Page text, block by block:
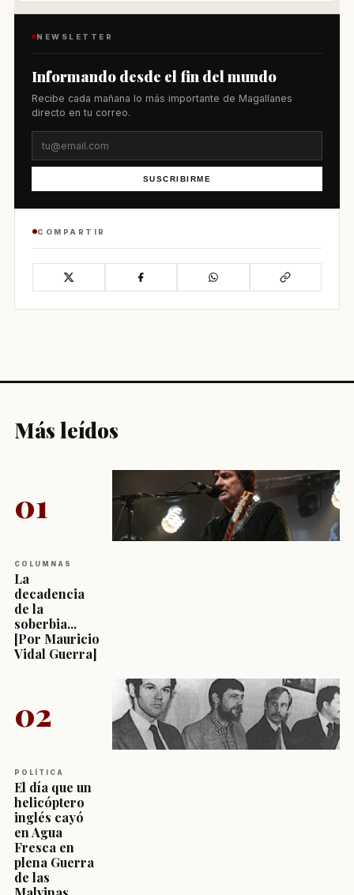
NEWSLETTER
Informando desde el fin del mundo
Recibe cada mañana lo más importante de Magallanes
directo en tu correo.
SUSCRIBIRME
COMPARTIR
Más leídos
01
COLUMNAS
La
decadencia
de la
soberbia...
[Por Mauricio
Vidal Guerra]
02
POLÍTICA
El día que un
helicóptero
inglés cayó
en Agua
Fresca en
plena Guerra
de las